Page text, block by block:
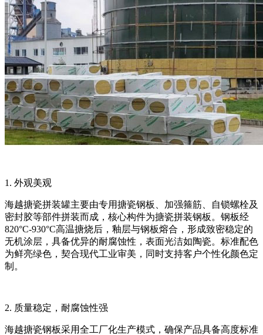
1. 外观美观
海越搪瓷拼装罐主要由专用搪瓷钢板、加强箍筋、自锁螺栓及
密封胶等部件拼装而成，核心构件为搪瓷拼装钢板。钢板经
820°C-930°C高温搪烧后，釉层与钢板熔合，形成致密稳定的
无机涂层，具备优异的耐腐蚀性，表面光洁如陶瓷。标准配色
为鲜亮绿色，契合现代工业审美，同时支持客户个性化颜色定
制。
2. 质量稳定，耐腐蚀性强
海越搪瓷钢板采用全工厂化生产模式，确保产品具备高度标准